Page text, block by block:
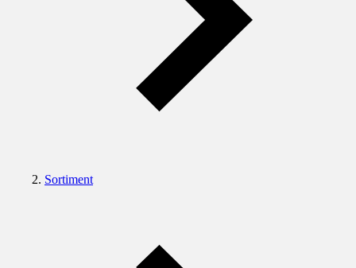
Sortiment